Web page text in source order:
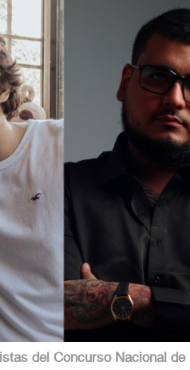
del Concurso Nacional